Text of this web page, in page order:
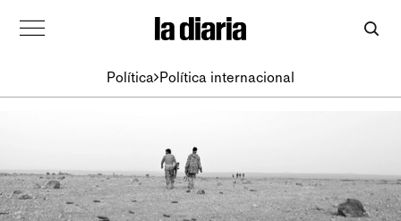
Política Política internacional